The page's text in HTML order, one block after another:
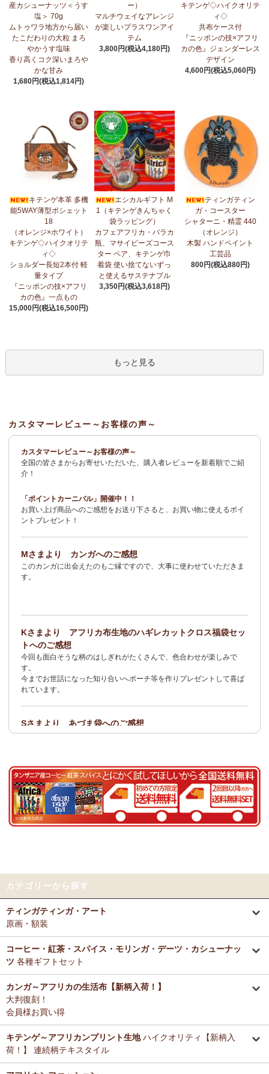
5/1：ティンガティンガ・アート～ズベリの作品コーナー新入荷！
私たちバラカは、ズベリが遺してくださった作品を、これからも
大切に紹介してまいります。
4/23：
【2026新茶入荷】アフリカンプライド～アッサム種タンザ
ニア紅茶～無農薬手摘み茶葉～
4/15：ノースリーブワンピース～前後2way仕様～
新入荷！ゆった
りシルエット
4/15：【新登場】ティアードフレアパンツ新入荷！大人気のティ
アードパンツが、さらに進化してバージョンアップ！
【2026新茶 予約開始】アフリカンプライド～アッサム種タ
ンザニア紅茶～無農薬手摘み茶葉～
4/13：
【2026新豆入荷】タンザニア産カシューナッツ＜素焼き＞
＜うす塩＞～こだわりの大粒 香り高くコク深いまろやかな甘み～
3/27：キテンゲ◇ハイクオリティ◇2026新柄 タンザニアより新入
～アフリカンプリント生地～
3/27： サーカスパンツ
仕立てた新作登場！『ニッポンの技×アフリカの色』
3/11：リボン付きブラウス アレンジいろいろ9way仕様！新入
3/11：イレギュラーヘム タックスカート
イクオリティ◇で仕立てた新作登場！『ニッポンの技×アフリカの
2/4： 長財布L字ファスナー～キテンゲ本革仕立て
～キテンゲ◇ハ
2/3： キテンゲ本革 名刺ケース～キテンゲ◇ハイクオリティ◇で
仕立てた新作登場！『ニッポンの技×アフリカの色』
2/3： オトナの多機能リュック～キテンゲ本革仕立て
ハイクオリティ◇で仕立てた新作登場！『ニッポンの技×アフリカ
の色』
1/19イージーパンツ～美脚ゆるやかブーツカットデザイン～
ンゲ◇ハイクオリティ◇で仕立てた新作登場！『ニッポンの技×ア
フリカの色』
1/19：エコバッグ≪2サイズ展開≫
名ごとに2つのカテゴリーでご紹介します
→ 作家名 A―L
→ 作家名 M―Z
名ごとに2つのカテゴリーでご紹介します
→ 作家名 A―L
→ 作家名 M―Z
1/15：2026年 バラカの福袋≪数量限定で再販決定！≫
～アフリカングッズ満杯～1年間の感謝をこめて
12/25：ステッチVネック ノースリーブブラウス新入荷！～キテ
ンゲ◇ハイクオリティ◇で仕立てた新作登場！
12/25：マサイシュカ アフリカの布ページに新入荷！
マサイ民族のマント 軽くおしゃれなブランケット
12/25：ティンガティンガ・アート～シャターニ（アフリカの精
霊）の作品新入荷！
12/25：
12/20：2026年 バラカの福袋～2025.12/20（土）予約販売開始
～アフリカングッズ満杯～1年間の感謝をこめて
≪数量限定販売
≫
産カシューナッツ＜うす
塩＞ 70g
ムトゥワラ地方から届い
たこだわりの大粒 まろ
やかうす塩味
香り高くコク深いまろや
かな甘み
1,680円(税込1,814円)
ー）
マルチウェイなアレンジ
が楽しいプラスワンアイ
テム
3,800円(税込4,180円)
キテンゲ◇ハイクオリテ
ィ◇
共布ケース付
『ニッポンの技×アフリ
カの色』ジェンダーレス
デザイン
4,600円(税込5,060円)
キテンゲ本革 多機
能5WAY薄型ポシェット
18
（オレンジ×ホワイト）
キテンゲ◇ハイクオリテ
ィ◇
ショルダー長短2本付 軽
量タイプ
『ニッポンの技×アフリ
カの色』一点もの
15,000円(税込16,500円)
エシカルギフト M
1（キテンゲきんちゃく
袋ラッピング）
カフェアフリカ・バラカ
瓶、マサイビーズコース
ター ペア、キテンゲ巾
着袋 使い捨てないずっ
と使えるサステナブル
3,350円(税込3,618円)
ティンガティン
ガ・コースター
シャターニ・精霊 440
（オレンジ）
木製 ハンドペイント
工芸品
800円(税込880円)
もっと見る
カスタマーレビュー～お客様の声～
カスタマーレビュー～お客様の声～
全国の皆さまからお寄せいただいた、購入者レビューを新着順でご紹
介！
「ポイントカーニバル」開催中！！
お買い上げ商品へのご感想をお送り下さると、お買い物に使えるポイ
ントプレゼント！
Mさまより カンガへのご感想
このカンガに出会えたのもご縁ですので、大事に使わせていただきま
す。
Kさまより アフリカ布生地のハギレカットクロス福袋セッ
トへのご感想
今回も面白そうな柄のはしぎれがたくさんで、色合わせが楽しみで
す。
今までお世話になった知り合いへポーチ等を作りプレゼントして喜ば
れています。
Sさまより あづま袋へのご感想
とても可愛く、着こなしのアクセントになります。軽くて丈夫なので
Nさまより 乳香フランキンセンスへのご感想
食べてみたくて買いました。青い皮の柑橘系の様な香りと木の様な形
容し難い香りがする、なんとも言えない香りです。
好きとか嫌いとかいう感覚よりも急に眠くなって来たので、リラック
スしているのを感じます。なんとなく、良いなぁ。
Tさまより カンガへのご感想
テーブルクロスとして使用中。大きさが少し違っていたりちょっと曲
っかりした良い生地です。一番心配だった洗濯ですが、ネットに入れ
て手洗いモードで洗濯機にかけ、終わったらすぐ干し、うちの場合は
色落ち、色移りなく大丈夫でした。洗濯ジワも殆どない（個人の感想
です！）のでノーアイロンで使用しています。
リビングが無地だらけなので、カンガのデザインがいいアクセントに
なりちょっと素敵空間に。
います。
Tさまより アジュワ・デーツへのご感想
高級ドライフルーツ、安価で買えてうれしいです。
カテゴリーから探す
ティンガティンガ・アート
原画・額装
コーヒー・紅茶・スパイス・モリンガ・デーツ・カシューナッ
ツ 各種ギフトセット
カンガ～アフリカの生活布【新柄入荷！】
大判復刻！
会員様お買い得
キテンゲ～アフリカンプリント生地ハイクオリティ【新柄入
荷！】 連続柄テキスタイル